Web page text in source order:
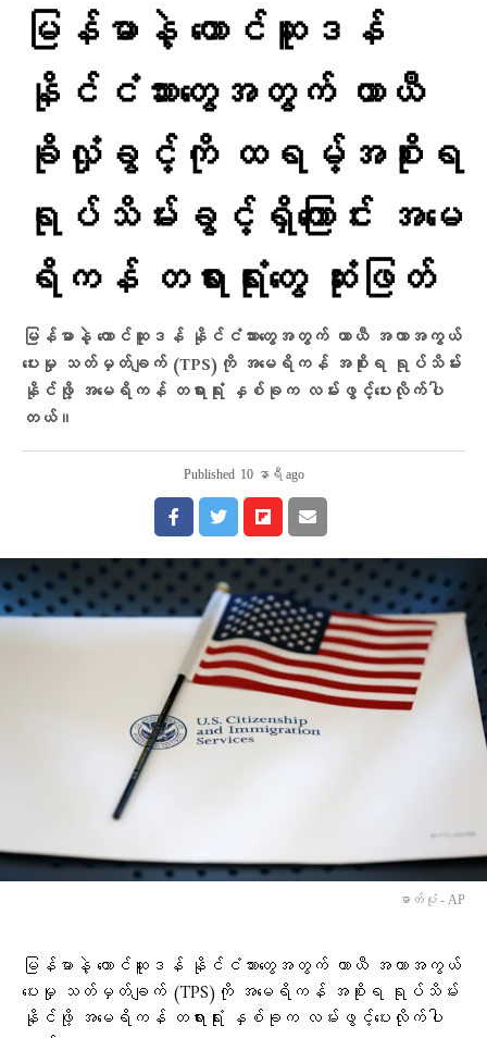
မြန်မာနဲ့ တောင်ဆူဒန်
နိုင်ငံသားတွေအတွက် ယာယီ
ခိုလှုံခွင့်ကို ထရမ့်အစိုးရ
ရုပ်သိမ်းခွင့်ရှိကြောင်း အမေ
ရိကန် တရားရုံးတွေ ဆုံးဖြတ်
မြန်မာနဲ့ တောင်ဆူဒန် နိုင်ငံသားတွေအတွက် ယာယီ အကာအကွယ်
ပေးမှု သတ်မှတ်ချက် (TPS)ကို အမေရိကန် အစိုးရ ရုပ်သိမ်း
နိုင်ဖို့ အမေရိကန် တရားရုံး နှစ်ခုက လမ်းဖွင့်ပေးလိုက်ပါ
တယ်။
Published 10 နာရီ ago
ဓာတ်ပုံ - AP
မြန်မာနဲ့ တောင်ဆူဒန် နိုင်ငံသားတွေအတွက် ယာယီ အကာအကွယ်
ပေးမှု သတ်မှတ်ချက် (TPS)ကို အမေရိကန် အစိုးရ ရုပ်သိမ်း
နိုင်ဖို့ အမေရိကန် တရားရုံး နှစ်ခုက လမ်းဖွင့်ပေးလိုက်ပါ